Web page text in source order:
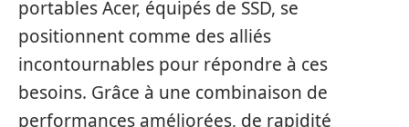
portables Acer, équipés de SSD, se
positionnent comme des alliés
incontournables pour répondre à ces
besoins. Grâce à une combinaison de
performances améliorées, de rapidité